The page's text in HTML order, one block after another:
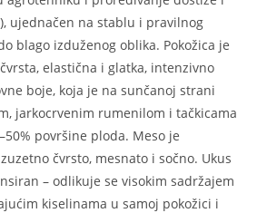
ujednačen na stablu i pravilnog
blago izduženog oblika. Pokožica je
elastična i glatka, intenzivno
boje, koja je na sunčanoj strani
jarkocrvenim rumenilom i tačkicama
površine ploda. Meso je
čvrsto, mesnato i sočno. Ukus
– odlikuje se visokim sadržajem
kiselinama u samoj pokožici i